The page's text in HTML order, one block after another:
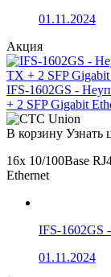
01.11.2024
Акция
IFS-1602GS -
+ 2 SFP Gigabit
В корзину Узнать
16x 10/100Base
Ethernet
IFS-1602GS
01.11.2024